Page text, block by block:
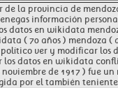
la provincia de
información
datos en wikidata
( 70 años )
ver y modificar
datos en wikidata
noviembre de 1917 ) fue
por el también